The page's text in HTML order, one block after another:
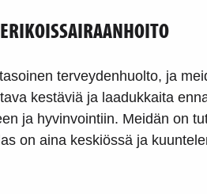
terveydenhuolto, ja
kestäviä ja laadukkaita
ja hyvinvointiin. Meidän on
on aina keskiössä ja